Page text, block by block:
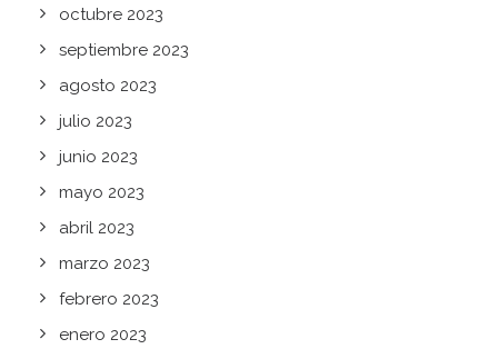
octubre 2023
septiembre 2023
agosto 2023
julio 2023
junio 2023
mayo 2023
abril 2023
marzo 2023
febrero 2023
enero 2023